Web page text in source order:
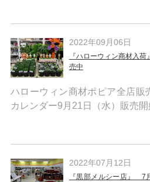
2022年09月06日
『ハローウィン商材入
売中
ハローウィン商材ポピア全店販
カレンダー9月21日（水）販売開
2022年07月12日
『黒部メルシー店』 7